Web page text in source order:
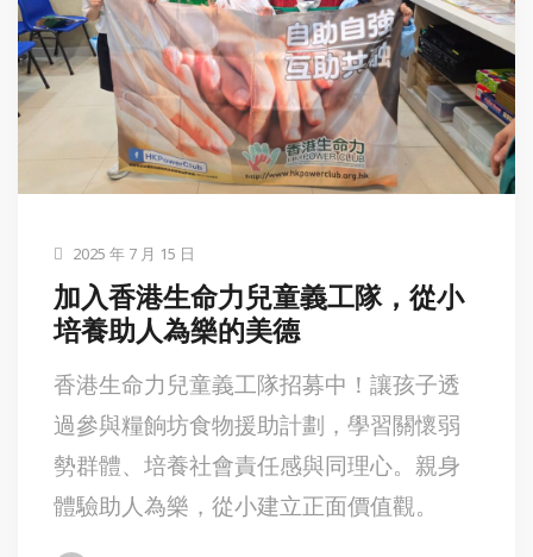
2025 年 7 月 15 日
加入香港生命力兒童義工隊，從小
培養助人為樂的美德
香港生命力兒童義工隊招募中！讓孩子透
過參與糧餉坊食物援助計劃，學習關懷弱
勢群體、培養社會責任感與同理心。親身
體驗助人為樂，從小建立正面價值觀。